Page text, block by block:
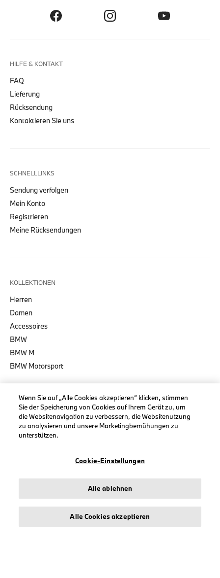
HILFE & KONTAKT
FAQ
Lieferung
Rücksendung
Kontaktieren Sie uns
SCHNELLLINKS
Sendung verfolgen
Mein Konto
Registrieren
Meine Rücksendungen
KOLLEKTIONEN
Herren
Damen
Accessoires
BMW
BMW M
BMW Motorsport
INFORMATIONEN
Impressum
Erklärung zur Barrierefreiheit
Wenn Sie auf „Alle Cookies akzeptieren“ klicken, stimmen
Sie der Speicherung von Cookies auf Ihrem Gerät zu, um
die Websitenavigation zu verbessern, die Websitenutzung
zu analysieren und unsere Marketingbemühungen zu
unterstützen.
Cookie-Einstellungen
Alle ablehnen
Alle Cookies akzeptieren